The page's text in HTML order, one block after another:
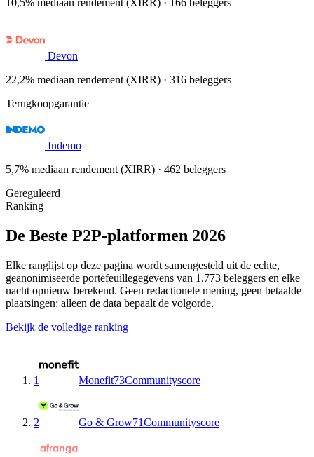
Devon
22,2% mediaan rendement (XIRR) · 316 beleggers
Terugkoopgarantie
Indemo
5,7% mediaan rendement (XIRR) · 462 beleggers
Gereguleerd
Ranking
De Beste P2P-platformen 2026
Elke ranglijst op deze pagina wordt samengesteld uit de echte,
geanonimiseerde portefeuillegegevens van 1.773 beleggers en elke
nacht opnieuw berekend. Geen redactionele mening, geen betaalde
plaatsingen: alleen de data bepaalt de volgorde.
Bekijk de volledige ranking
1 Monefit73Communityscore
2 Go & Grow71Communityscore